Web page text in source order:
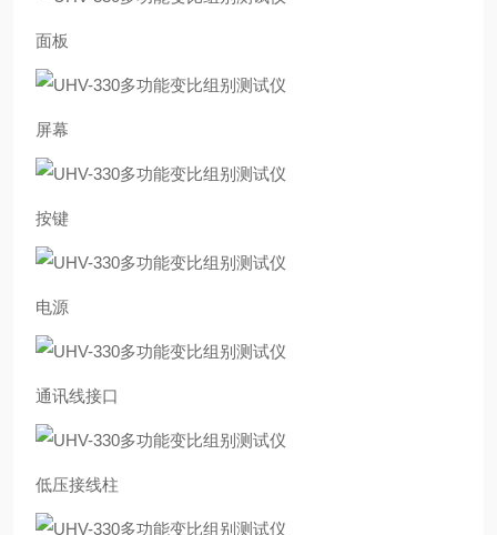
面板
屏幕
按键
电源
通讯线接口
低压接线柱